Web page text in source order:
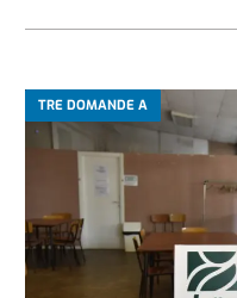
TRE DOMANDE A